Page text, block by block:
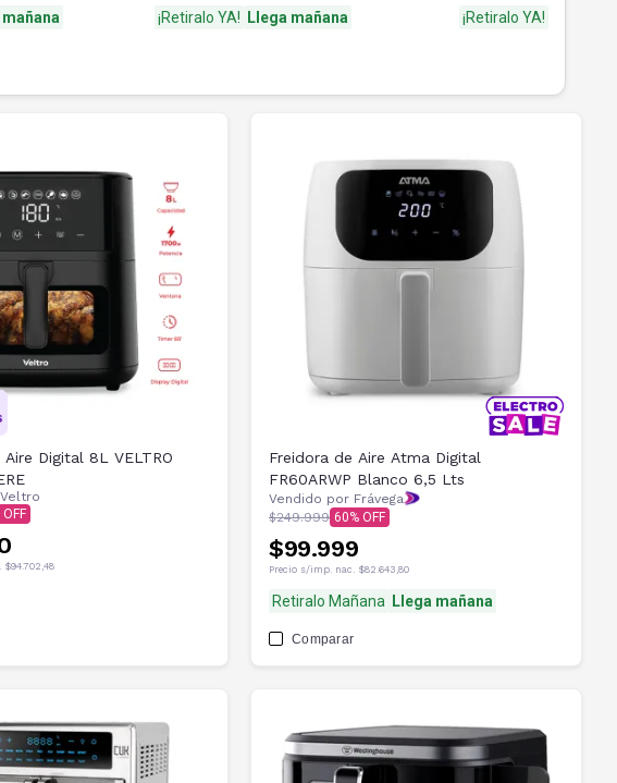
mañana ¡Retiralo YA! Llega mañana ¡Retiralo YA!
Aire Digital 8L VELTRO
Veltro
$94.702,48
Freidora de Aire Atma Digital
FR60ARWP Blanco 6,5 Lts
Vendido por Frávega
$249.999 60
$99.999
Precio s/imp. nac. $82.643,80
Retiralo Mañana Llega mañana
Comparar